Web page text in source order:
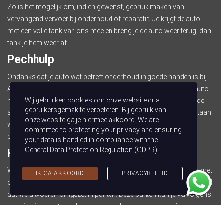
Zo is het mogelijk om, indien gewenst, gebruik maken van
vervangend vervoer bij onderhoud of reparatie. Je krijgt de auto
met een volle tank van ons mee en breng je de auto weer terug, dan
tank je hem weer af.
Pechhulp
Ondanks dat je auto wat betreft onderhoud in goede handen is bij
Auto van Tilburg, kan het onverhoopt toch voorkomen dat je auto
niet meer wilt starten, een lekke band krijgt of dat je je sleutel in de
auto vergeet. In samenwerking metPechonderwegservice.nl
staan
we in dit soort situaties altijd voor je klaar en bieden we je 24/7
pechhulp voor onderweg.
Klantenkaart
Wist je dat het nog aantrekkelijker wordt om voor ons te kiezen met
onze klantenkaart? Bij gebruik van deze kaart, wordt het onderhoud
dat we uitvoeren omgezet in punten. Deze punten kun je vervolgens
Wij gebruiken cookies om onze website qua
gebruikersgemak te verbeteren. Bij gebruik van
onze website ga je hiermee akkoord. We are
committed to protecting your privacy and ensuring
your data is handled in compliance with the
General Data Protection Regulation (GDPR)
IK GA AKKOORD PRIVACYBELEID